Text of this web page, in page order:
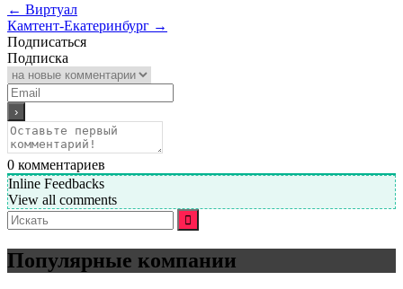
← Виртуал
Камтент-Екатеринбург →
Подписаться
Подписка
0 комментариев
Inline Feedbacks
View all comments
Искать:
Популярные компании